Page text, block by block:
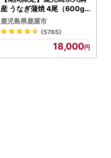
産 うなぎ蒲焼 4尾（600g
） KN007-004-04-cp18
うなぎ 鰻 魚 惣菜 総菜
鹿児島県鹿屋市
(5765)
18,000